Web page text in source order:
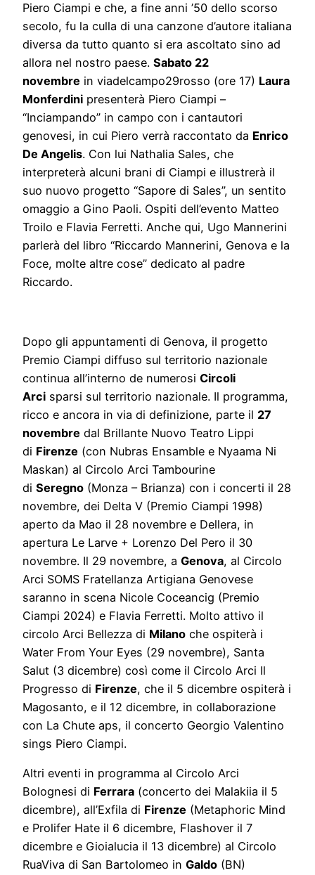
Piero Ciampi e che, a fine anni ’50 dello scorso
secolo, fu la culla di una canzone d’autore italiana
diversa da tutto quanto si era ascoltato sino ad
allora nel nostro paese. Sabato 22
novembre in viadelcampo29rosso (ore 17) Laura
Monferdini presenterà Piero Ciampi –
“Inciampando” in campo con i cantautori
genovesi, in cui Piero verrà raccontato da Enrico
De Angelis. Con lui Nathalia Sales, che
interpreterà alcuni brani di Ciampi e illustrerà il
suo nuovo progetto “Sapore di Sales”, un sentito
omaggio a Gino Paoli. Ospiti dell’evento Matteo
Troilo e Flavia Ferretti. Anche qui, Ugo Mannerini
parlerà del libro “Riccardo Mannerini, Genova e la
Foce, molte altre cose” dedicato al padre
Riccardo.
Dopo gli appuntamenti di Genova, il progetto
Premio Ciampi diffuso sul territorio nazionale
continua all’interno de numerosi Circoli
Arci sparsi sul territorio nazionale. Il programma,
ricco e ancora in via di definizione, parte il 27
novembre dal Brillante Nuovo Teatro Lippi
di Firenze (con Nubras Ensamble e Nyaama Ni
Maskan) al Circolo Arci Tambourine
di Seregno (Monza – Brianza) con i concerti il 28
novembre, dei Delta V (Premio Ciampi 1998)
aperto da Mao il 28 novembre e Dellera, in
apertura Le Larve + Lorenzo Del Pero il 30
novembre. Il 29 novembre, a Genova, al Circolo
Arci SOMS Fratellanza Artigiana Genovese
saranno in scena Nicole Coceancig (Premio
Ciampi 2024) e Flavia Ferretti. Molto attivo il
circolo Arci Bellezza di Milano che ospiterà i
Water From Your Eyes (29 novembre), Santa
Salut (3 dicembre) così come il Circolo Arci Il
Progresso di Firenze, che il 5 dicembre ospiterà i
Magosanto, e il 12 dicembre, in collaborazione
con La Chute aps, il concerto Georgio Valentino
sings Piero Ciampi.
Altri eventi in programma al Circolo Arci
Bolognesi di Ferrara (concerto dei Malakiia il 5
dicembre), all’Exfila di Firenze (Metaphoric Mind
e Prolifer Hate il 6 dicembre, Flashover il 7
dicembre e Gioialucia il 13 dicembre) al Circolo
RuaViva di San Bartolomeo in Galdo (BN)